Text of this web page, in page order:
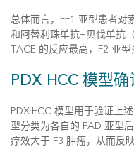
总体而言，FF1 亚型患者对
和阿替利珠单抗+贝伐单抗
TACE 的反应最高，F2 亚
PDX HCC 模型
PDX·HCC 模型用于验证上
型分类为各自的 FAD 亚型
疗效大于 F3 肿瘤，从而反